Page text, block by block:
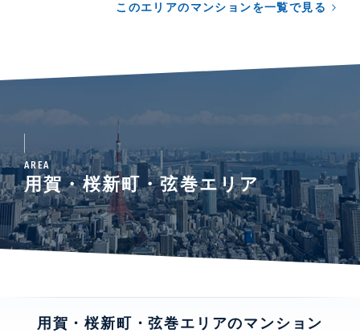
このエリアのマンションを一覧で見る
AREA
用賀・桜新町・弦巻エリア
用賀・桜新町・弦巻エリアのマンション